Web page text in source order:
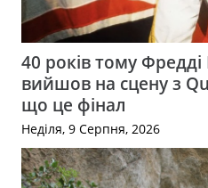
40 років тому
вийшов на сцену з
що це фінал
Неділя, 9 Серпня, 2026